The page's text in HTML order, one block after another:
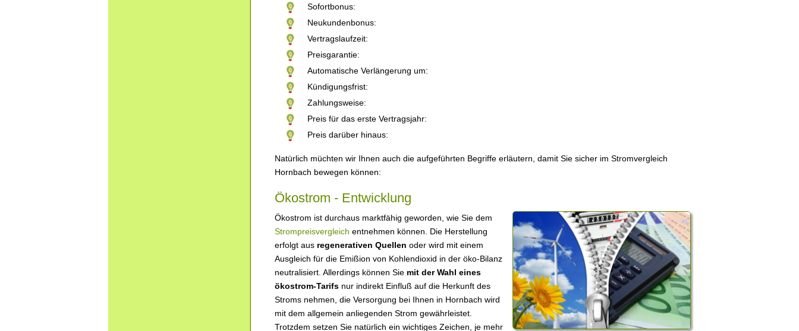
Sofortbonus:
Neukundenbonus:
Vertragslaufzeit:
Preisgarantie:
Automatische Verlängerung um:
Kündigungsfrist:
Zahlungsweise:
Preis für das erste Vertragsjahr:
Preis darüber hinaus:
Natürlich müchten wir Ihnen auch die aufgeführten Begriffe erläutern, damit Sie sicher im Stromvergleich
Hornbach bewegen können:
Ökostrom - Entwicklung
Ökostrom ist durchaus marktfähig geworden, wie Sie dem
Strompreisvergleich entnehmen können. Die Herstellung
erfolgt aus regenerativen Quellen oder wird mit einem
Ausgleich für die Emißion von Kohlendioxid in der öko-Bilanz
neutralisiert. Allerdings können Sie mit der Wahl eines
ökostrom-Tarifs nur indirekt Einfluß auf die Herkunft des
Stroms nehmen, die Versorgung bei Ihnen in Hornbach wird
mit dem allgemein anliegenden Strom gewährleistet.
Trotzdem setzen Sie natürlich ein wichtiges Zeichen, je mehr